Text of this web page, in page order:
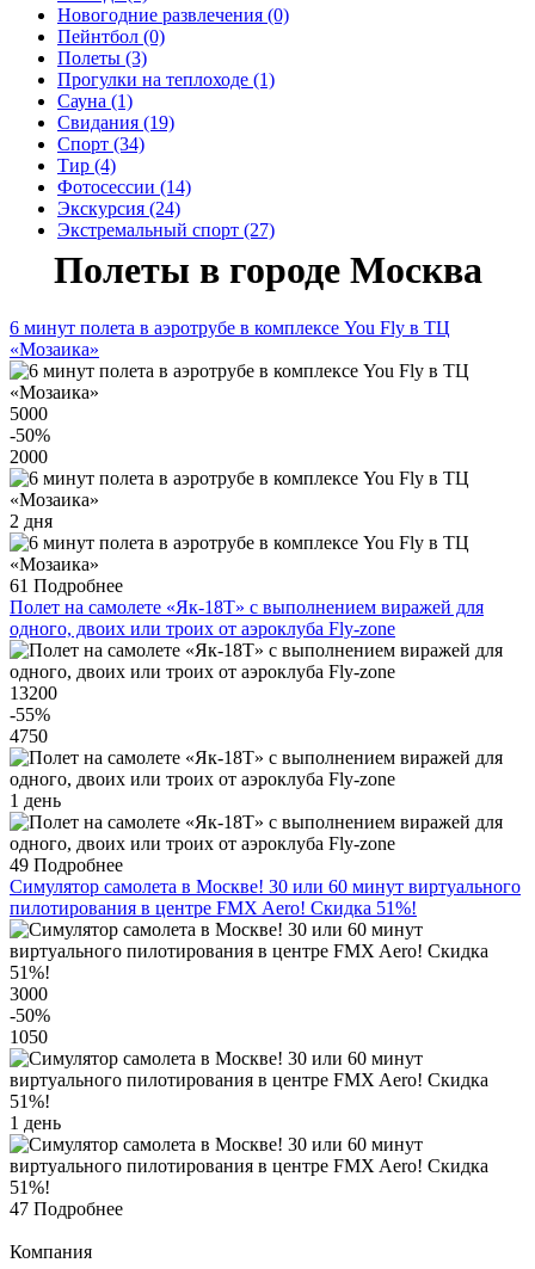
Новогодние развлечения (0)
Пейнтбол (0)
Полеты (3)
Прогулки на теплоходе (1)
Сауна (1)
Свидания (19)
Спорт (34)
Тир (4)
Фотосессии (14)
Экскурсия (24)
Экстремальный спорт (27)
Полеты в городе Москва
6 минут полета в аэротрубе в комплексе You Fly в ТЦ
«Мозаика»
5000
-50%
2000
2 дня
61 Подробнее
Полет на самолете «Як-18Т» с выполнением виражей для
одного, двоих или троих от аэроклуба Fly-zone
13200
-55%
4750
1 день
49 Подробнее
Симулятор самолета в Москве! 30 или 60 минут виртуального
пилотирования в центре FMX Aero! Скидка 51%!
3000
-50%
1050
1 день
47 Подробнее
Компания